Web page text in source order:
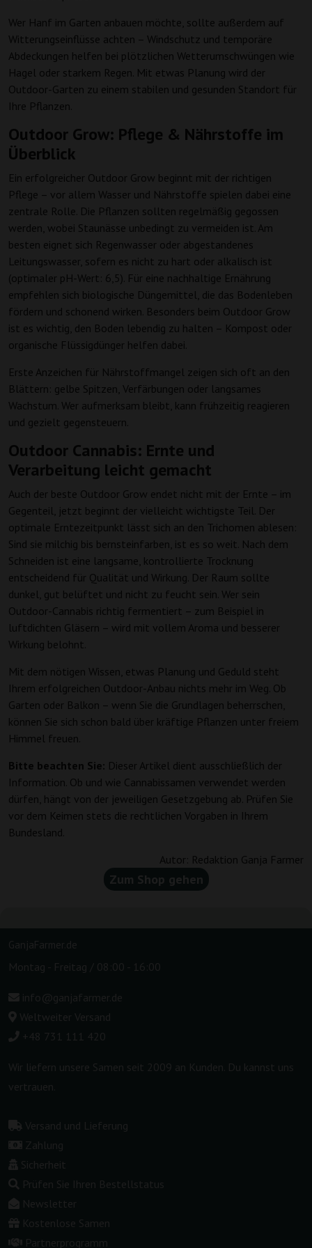
Wer Hanf im Garten anbauen möchte, sollte außerdem auf
Witterungseinflüsse achten – Windschutz und temporäre
Abdeckungen helfen bei plötzlichen Wetterumschwüngen wie
Hagel oder starkem Regen. Mit etwas Planung wird der
Outdoor-Garten zu einem stabilen und gesunden Standort für
Ihre Pflanzen.
Outdoor Grow: Pflege & Nährstoffe im
Überblick
Ein erfolgreicher Outdoor Grow beginnt mit der richtigen
Pflege – vor allem Wasser und Nährstoffe spielen dabei eine
zentrale Rolle. Die Pflanzen sollten regelmäßig gegossen
werden, wobei Staunässe unbedingt zu vermeiden ist. Am
besten eignet sich Regenwasser oder abgestandenes
Leitungswasser, sofern es nicht zu hart oder alkalisch ist
(optimaler pH-Wert: 6,5). Für eine nachhaltige Ernährung
empfehlen sich biologische Düngemittel, die das Bodenleben
fördern und schonend wirken. Besonders beim Outdoor Grow
ist es wichtig, den Boden lebendig zu halten – Kompost oder
organische Flüssigdünger helfen dabei.
Erste Anzeichen für Nährstoffmangel zeigen sich oft an den
Blättern: gelbe Spitzen, Verfärbungen oder langsames
Wachstum. Wer aufmerksam bleibt, kann frühzeitig reagieren
und gezielt gegensteuern.
Outdoor Cannabis: Ernte und
Verarbeitung leicht gemacht
Auch der beste Outdoor Grow endet nicht mit der Ernte – im
Gegenteil, jetzt beginnt der vielleicht wichtigste Teil. Der
optimale Erntezeitpunkt lässt sich an den Trichomen ablesen:
Sind sie milchig bis bernsteinfarben, ist es so weit. Nach dem
Schneiden ist eine langsame, kontrollierte Trocknung
entscheidend für Qualität und Wirkung. Der Raum sollte
dunkel, gut belüftet und nicht zu feucht sein. Wer sein
Outdoor-Cannabis richtig fermentiert – zum Beispiel in
luftdichten Gläsern – wird mit vollem Aroma und besserer
Wirkung belohnt.
Mit dem nötigen Wissen, etwas Planung und Geduld steht
Ihrem erfolgreichen Outdoor-Anbau nichts mehr im Weg. Ob
Garten oder Balkon – wenn Sie die Grundlagen beherrschen,
können Sie sich schon bald über kräftige Pflanzen unter freiem
Himmel freuen.
Bitte beachten Sie: Dieser Artikel dient ausschließlich der
Information. Ob und wie Cannabissamen verwendet werden
dürfen, hängt von der jeweiligen Gesetzgebung ab. Prüfen Sie
vor dem Keimen stets die rechtlichen Vorgaben in Ihrem
Bundesland.
Autor: Redaktion Ganja Farmer
Zum Shop gehen
GanjaFarmer.de
Montag - Freitag / 08:00 - 16:00
info@ganjafarmer.de
Weltweiter Versand
+48 731 111 420
Wir liefern unsere Samen seit 2009 an Kunden. Du kannst uns
vertrauen.
Versand und Lieferung
Zahlung
Sicherheit
Prüfen Sie Ihren Bestellstatus
Newsletter
Kostenlose Samen
Partnerprogramm